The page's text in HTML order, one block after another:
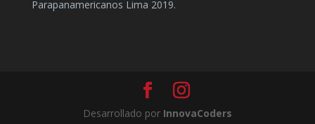
Parapanamericanos Lima 2019.
Desarrollado por InnovaCoders